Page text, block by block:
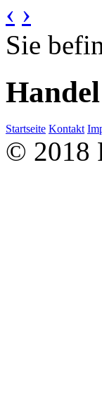
‹ ›
Sie
Handel
Startseite Kontakt
© 2018